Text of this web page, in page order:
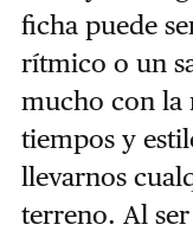
ficha puede
rítmico o un
mucho con la
tiempos y
llevarnos
terreno. Al